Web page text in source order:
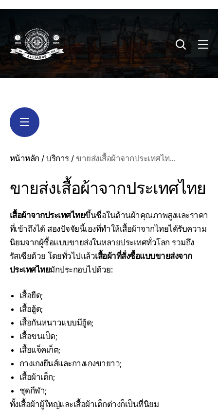
หน้าหลัก /บริการ/ ขายส่งเสื้อผ้าจากประเทศไท...
ขายส่งเสื้อผ้าจากประเทศไทย
เสื้อผ้าจากประเทศไทยขึ้นชื่อในด้านผ้าคุณภาพสูงและราคา
ที่เข้าถึงได้ สองปัจจัยนี้เองที่ทำให้เสื้อผ้าจากไทยได้รับความ
นิยมจากผู้ซื้อแบบขายส่งในหลายประเทศทั่วโลก รวมถึง
รัสเซียด้วย โดยทั่วไปแล้วเสื้อผ้าที่สั่งซื้อแบบขายส่งจาก
ประเทศไทยมักประกอบไปด้วย:
เสื้อยืด;
เสื้อฮู้ด;
เสื้อกันหนาวแบบมีฮู้ด;
เสื้อขนเป็ด;
เสื้อแจ็คเก็ต;
กางเกงยีนส์และกางเกงขายาว;
เสื้อผ้าเด็ก;
ชุดกีฬา;
ทั้งเสื้อผ้าผู้ใหญ่และเสื้อผ้าเด็กต่างก็เป็นที่นิยม